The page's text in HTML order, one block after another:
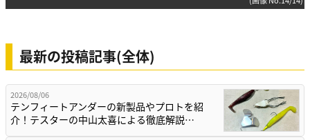
最新の投稿記事(全体)
2026/08/06
テンフィートアンダーの新製品やプロトを紹
介！テスターの中山太喜による徹底解説…